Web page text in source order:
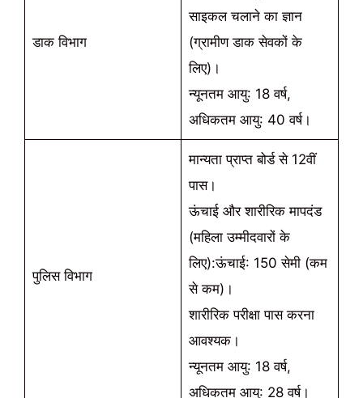
डाक विभाग
साइकल चलाने का ज्ञान
(ग्रामीण डाक सेवकों के
लिए)।
न्यूनतम आयु: 18 वर्ष,
अधिकतम आयु: 40 वर्ष।
पुलिस विभाग
मान्यता प्राप्त बोर्ड से 12वीं
पास।
ऊंचाई और शारीरिक मापदंड
(महिला उम्मीदवारों के
लिए):ऊंचाई: 150 सेमी (कम
से कम)।
शारीरिक परीक्षा पास करना
आवश्यक।
न्यूनतम आयु: 18 वर्ष,
अधिकतम आयु: 28 वर्ष।